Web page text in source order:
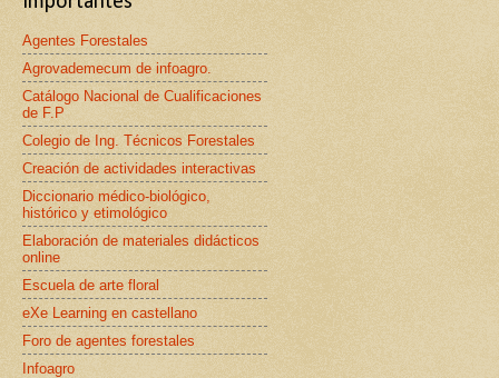
Agentes Forestales
Agrovademecum de infoagro.
Catálogo Nacional de Cualificaciones
de F.P
Colegio de Ing. Técnicos Forestales
Creación de actividades interactivas
Diccionario médico-biológico,
histórico y etimológico
Elaboración de materiales didácticos
online
Escuela de arte floral
eXe Learning en castellano
Foro de agentes forestales
Infoagro